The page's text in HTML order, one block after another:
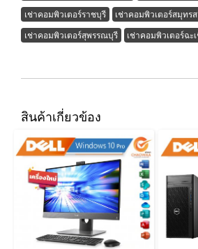
เช่าคอมพิวเตอร์ราชบุรี
เช่าคอมพิวเตอร์สมุทร
เช่าคอมพิวเตอร์สุพรรณบุรี
เช่าคอมพิวเตอร์ฉะ
สินค้าเกี่ยวข้อง